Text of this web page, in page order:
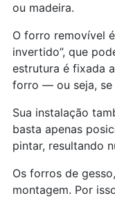
ou madeira.
O forro removível
invertido”, que
estrutura é fixada
forro — ou seja, se
Sua instalação
basta apenas
pintar, resultando
Os forros de
montagem. Por